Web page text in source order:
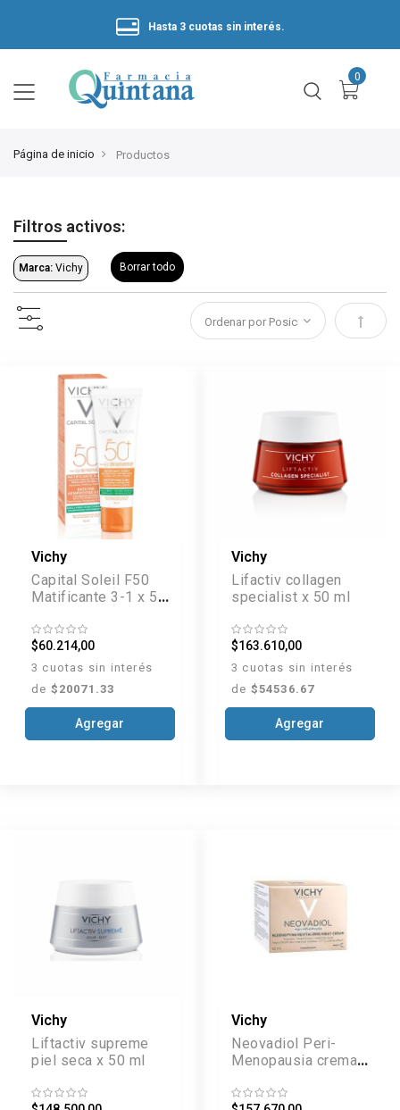
Hasta 3 cuotas sin interés.
Página de inicio Productos
Filtros activos:
Marca: Vichy Borrar todo
Vichy
Capital Soleil F50
Matificante 3-1 x 50
$60.214,00
3 cuotas sin interés
de $20071.33
Agregar
Vichy
Lifactiv collagen
specialist x 50 ml
$163.610,00
3 cuotas sin interés
de $54536.67
Agregar
Vichy
Liftactiv supreme
piel seca x 50 ml
Vichy
Neovadiol Peri-
Menopausia crema